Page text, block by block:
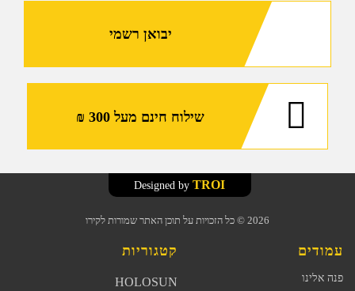
E-
באיסוף
יבואן רשמי
שילוח חינם מעל 300 ₪
2026 © כל הזכויות על תוכן האתר שמורות לקירו
TROI
עמודים
פנה אלינו
קטגוריות
HOLOSUN